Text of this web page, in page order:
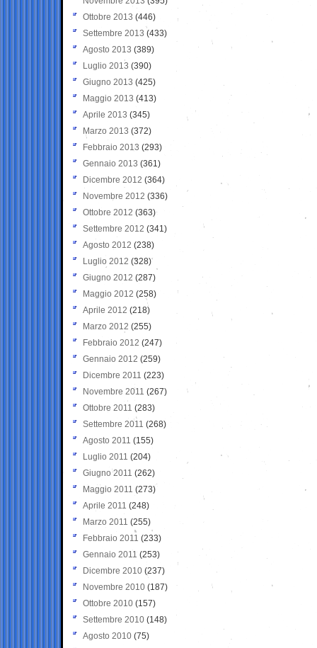
Ottobre 2013 (446)
Settembre 2013 (433)
Agosto 2013 (389)
Luglio 2013 (390)
Giugno 2013 (425)
Maggio 2013 (413)
Aprile 2013 (345)
Marzo 2013 (372)
Febbraio 2013 (293)
Gennaio 2013 (361)
Dicembre 2012 (364)
Novembre 2012 (336)
Ottobre 2012 (363)
Settembre 2012 (341)
Agosto 2012 (238)
Luglio 2012 (328)
Giugno 2012 (287)
Maggio 2012 (258)
Aprile 2012 (218)
Marzo 2012 (255)
Febbraio 2012 (247)
Gennaio 2012 (259)
Dicembre 2011 (223)
Novembre 2011 (267)
Ottobre 2011 (283)
Settembre 2011 (268)
Agosto 2011 (155)
Luglio 2011 (204)
Giugno 2011 (262)
Maggio 2011 (273)
Aprile 2011 (248)
Marzo 2011 (255)
Febbraio 2011 (233)
Gennaio 2011 (253)
Dicembre 2010 (237)
Novembre 2010 (187)
Ottobre 2010 (157)
Settembre 2010 (148)
Agosto 2010 (75)